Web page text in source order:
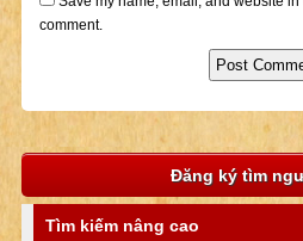
comment.
Đăng ký tìm
Tìm kiếm nâng cao